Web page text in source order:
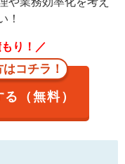
！
り！／
コチラ！
（無料）